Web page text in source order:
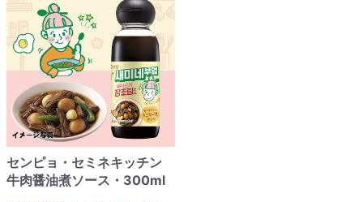
センピョ・セミネキッチン
牛肉醤油煮ソース・300ml